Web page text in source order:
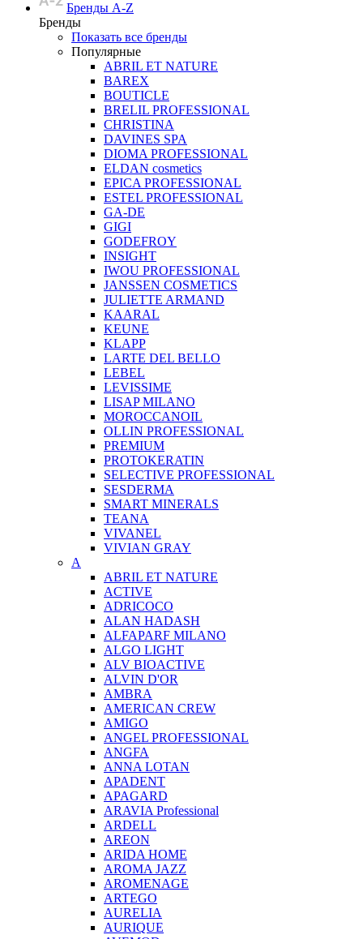
Бренды A-Z
Бренды
Показать все бренды
Популярные
ABRIL ET NATURE
BAREX
BOUTICLE
BRELIL PROFESSIONAL
CHRISTINA
DAVINES SPA
DIOMA PROFESSIONAL
ELDAN cosmetics
EPICA PROFESSIONAL
ESTEL PROFESSIONAL
GA-DE
GIGI
GODEFROY
INSIGHT
IWOU PROFESSIONAL
JANSSEN COSMETICS
JULIETTE ARMAND
KAARAL
KEUNE
KLAPP
LARTE DEL BELLO
LEBEL
LEVISSIME
LISAP MILANO
MOROCCANOIL
OLLIN PROFESSIONAL
PREMIUM
PROTOKERATIN
SELECTIVE PROFESSIONAL
SESDERMA
SMART MINERALS
TEANA
VIVANEL
VIVIAN GRAY
A
ABRIL ET NATURE
ACTIVE
ADRICOCO
ALAN HADASH
ALFAPARF MILANO
ALGO LIGHT
ALV BIOACTIVE
ALVIN D'OR
AMBRA
AMERICAN CREW
AMIGO
ANGEL PROFESSIONAL
ANGFA
ANNA LOTAN
APADENT
APAGARD
ARAVIA Professional
ARDELL
AREON
ARIDA HOME
AROMA JAZZ
AROMENAGE
ARTEGO
AURELIA
AURIQUE